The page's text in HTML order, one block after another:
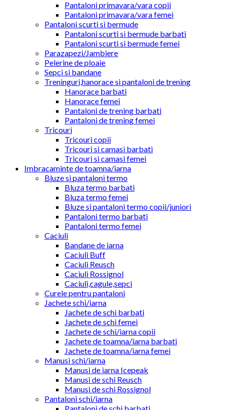
Pantaloni primavara/vara copii
Pantaloni primavara/vara femei
Pantaloni scurti si bermude
Pantaloni scurti si bermude barbati
Pantaloni scurti si bermude femei
Parazapezi/Jambiere
Pelerine de ploaie
Sepci si bandane
Treninguri,hanorace si pantaloni de trening
Hanorace barbati
Hanorace femei
Pantaloni de trening barbati
Pantaloni de trening femei
Tricouri
Tricouri copii
Tricouri si camasi barbati
Tricouri si camasi femei
Imbracaminte de toamna/iarna
Bluze si pantaloni termo
Bluza termo barbati
Bluza termo femei
Bluze si pantaloni termo copii/juniori
Pantaloni termo barbati
Pantaloni termo femei
Caciuli
Bandane de iarna
Caciuli Buff
Caciuli Reusch
Caciuli Rossignol
Caciuli,cagule,sepci
Curele pentru pantaloni
Jachete schi/iarna
Jachete de schi barbati
Jachete de schi femei
Jachete de schi/iarna copii
Jachete de toamna/iarna barbati
Jachete de toamna/iarna femei
Manusi schi/iarna
Manusi de iarna Icepeak
Manusi de schi Reusch
Manusi de schi Rossignol
Pantaloni schi/iarna